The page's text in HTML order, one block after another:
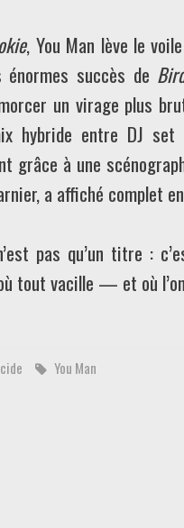
, You Man lève le
énormes succès de
un virage plus
hybride entre DJ set
grâce à une
a affiché complet
pas qu’un titre :
tout vacille — et où
You Man